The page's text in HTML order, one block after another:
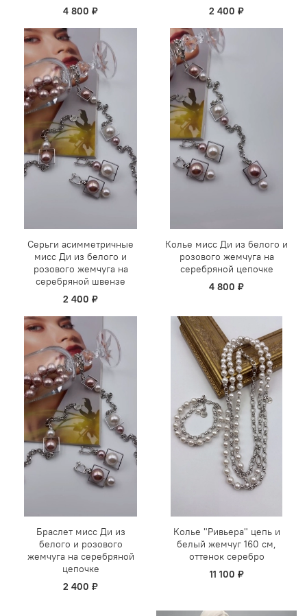
4 800 ₽
2 400 ₽
Серьги асимметричные
мисс Ди из белого и
розового жемчуга на
серебряной швензе
2 400 ₽
Колье мисс Ди из белого и
розового жемчуга на
серебряной цепочке
4 800 ₽
Браслет мисс Ди из
белого и розового
жемчуга на серебряной
цепочке
2 400 ₽
Колье "Ривьера" цепь и
белый жемчуг 160 см,
оттенок серебро
11 100 ₽